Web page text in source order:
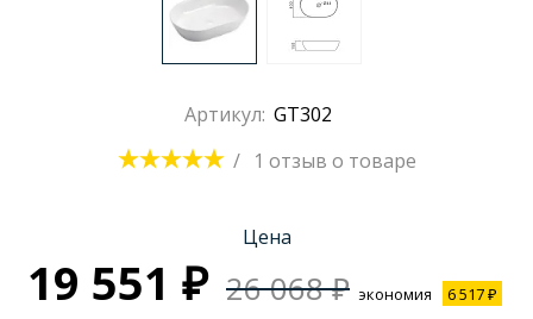
Артикул: GT302
/
1 отзыв о товаре
Цена
19 551 ₽ 26 068 ₽ экономия 6 517 ₽